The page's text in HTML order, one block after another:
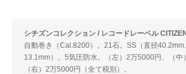
シチズンコレクション / レコードレーベル
自動巻き（Cal.8200）。21石。SS（直径40.2mm
13.1mm）。5気圧防水。（左）2万5000円、（中
（右）2万5000円（全て税別）。